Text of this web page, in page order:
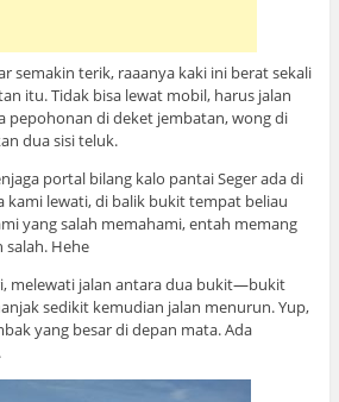
semakin terik, raaanya kaki ini berat sekali
itu. Tidak bisa lewat mobil, harus jalan
pepohonan di deket jembatan, wong di
dua sisi teluk.
portal bilang kalo pantai Seger ada di
kami lewati, di balik bukit tempat beliau
yang salah memahami, entah memang
Hehe
melewati jalan antara dua bukit—bukit
sedikit kemudian jalan menurun. Yup,
yang besar di depan mata. Ada